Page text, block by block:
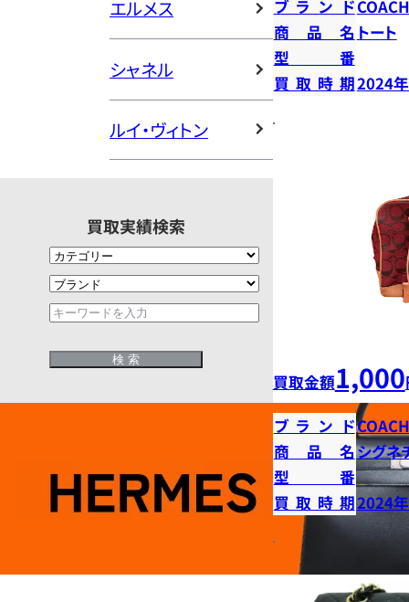
エルメス
シャネル
ルイ・ヴィトン
買取実績検索
ブランドCOACH
商品名 トート
型番
買取時期2024
買取金額1,000
ブランドCOACH
商品名シグネ
型番
買取時期2024